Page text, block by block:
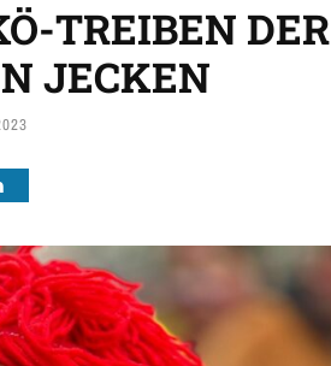
TREIBEN DER
JECKEN